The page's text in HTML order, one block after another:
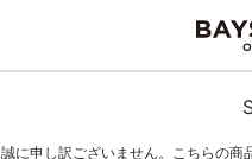
誠に申し訳ございません。こちらの